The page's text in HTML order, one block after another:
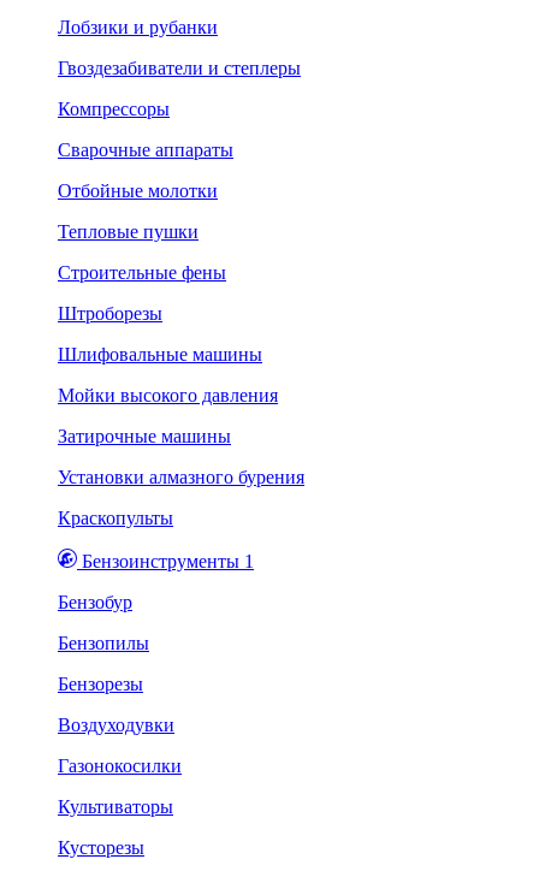
Лобзики и рубанки
Гвоздезабиватели и степлеры
Компрессоры
Сварочные аппараты
Отбойные молотки
Тепловые пушки
Строительные фены
Штроборезы
Шлифовальные машины
Мойки высокого давления
Затирочные машины
Установки алмазного бурения
Краскопульты
Бензоинструменты 1
Бензобур
Бензопилы
Бензорезы
Воздуходувки
Газонокосилки
Культиваторы
Кусторезы